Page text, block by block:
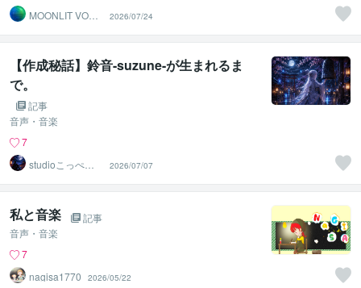
MOONLIT VOX
2026/07/24
【作成秘話】鈴音-suzune-が生まれるま
で。
記事
音声・音楽
7
studioこっぺぱ
2026/07/07
私と音楽
記事
音声・音楽
7
nagisa1770
2026/05/22